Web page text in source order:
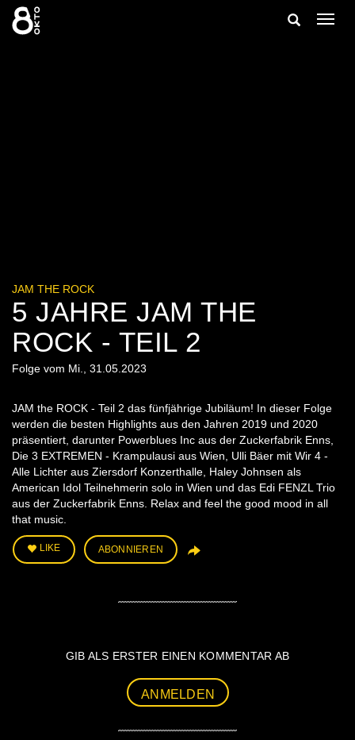
Zum
Inhalt
springen
Suche
JAM THE ROCK
5 JAHRE JAM THE
ROCK - TEIL 2
Folge vom Mi., 31.05.2023
JAM the ROCK - Teil 2 das fünfjährige Jubiläum! In dieser Folge
werden die besten Highlights aus den Jahren 2019 und 2020
präsentiert, darunter Powerblues Inc aus der Zuckerfabrik Enns,
Die 3 EXTREMEN - Krampulausi aus Wien, Ulli Bäer mit Wir 4 -
Alle Lichter aus Ziersdorf Konzerthalle, Haley Johnsen als
American Idol Teilnehmerin solo in Wien und das Edi FENZL Trio
aus der Zuckerfabrik Enns. Relax and feel the good mood in all
that music.
LIKE ABONNIEREN
GIB ALS ERSTER EINEN KOMMENTAR AB
ANMELDEN